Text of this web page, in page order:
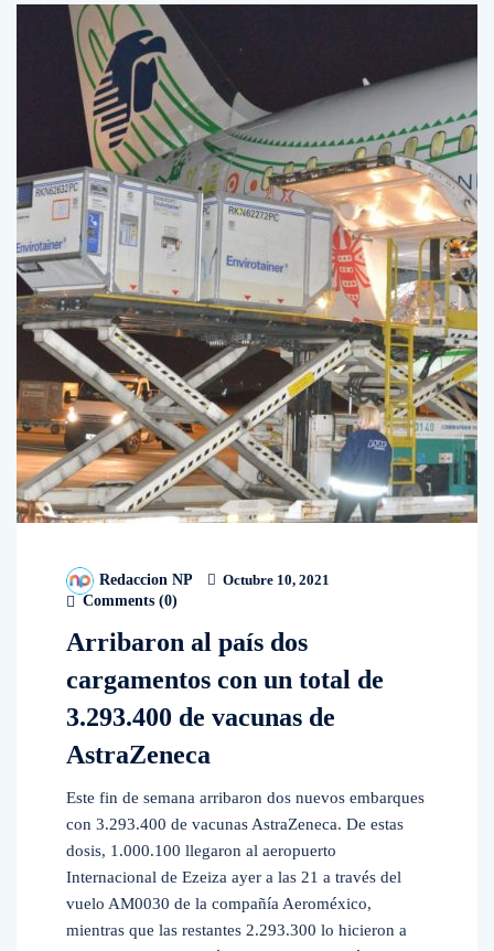
Redaccion NP
Octubre 10, 2021
Comments (0)
Arribaron al país dos
cargamentos con un total de
3.293.400 de vacunas de
AstraZeneca
Este fin de semana arribaron dos nuevos embarques
con 3.293.400 de vacunas AstraZeneca. De estas
dosis, 1.000.100 llegaron al aeropuerto
Internacional de Ezeiza ayer a las 21 a través del
vuelo AM0030 de la compañía Aeroméxico,
mientras que las restantes 2.293.300 lo hicieron a